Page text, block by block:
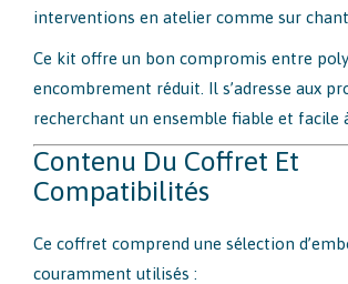
interventions en atelier comme sur
Ce kit offre un bon compromis entre
encombrement réduit. Il s’adresse aux
recherchant un ensemble fiable et facile
Contenu Du Coffret Et
Compatibilités
Ce coffret comprend une sélection
couramment utilisés :